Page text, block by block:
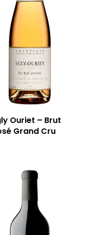
Ouriet – Brut
Grand Cru